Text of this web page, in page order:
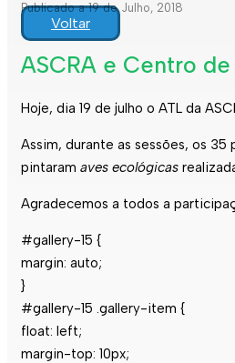
Publicado a 19 de Julho, 2018
Voltar
ASCRA e Centro
Hoje, dia 19 de julho o ATL da
Assim, durante as sessões, os
pintaram aves ecológicas
Agradecemos a todos a
#gallery-15 {
margin: auto;
}
#gallery-15 .gallery-item {
float: left;
margin-top: 10px;